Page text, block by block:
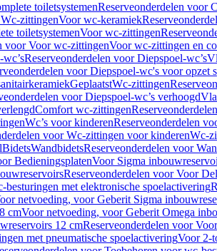
toiletsystemenReserveonderdelen voor
zittingenVoor wc-keramiek
toiletsystemenVoor wc-zittingen
voor Voor wc-zittingenVoor wc-zittingen en
Reserveonderdelen voor Diepspoel-wc’s
voor Diepspoel-wc's voor opzet
GeplaatstWc-zittingen
voor Diepspoel-wc’s verhoogd
Comfort wc-zittingen
Wc’s voor kinderenReserveonderdelen
voor Wc-zittingen voor kinderenWc-
BidetsWandbidetsReserveonderdelen voor
BedieningsplatenVoor Sigma
Reserveonderdelen voor Voor
besturingen met elektronische spoelactivering
netvoeding, voor Geberit Sigma
cmVoor netvoeding, voor Geberit Omega
12 cmReserveonderdelen voor
met pneumatische spoelactiveringVoor 2-